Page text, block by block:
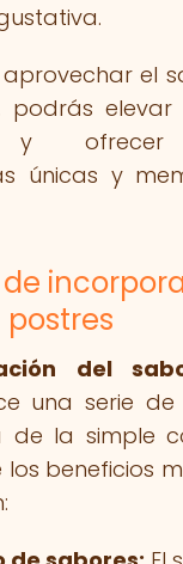
el
podrás
y ofrecer
únicas y
del
una serie de
la simple
los beneficios